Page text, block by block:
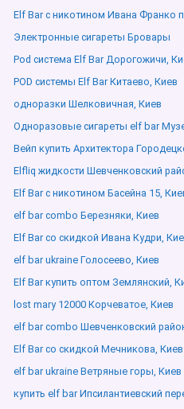
Elf Bar с никотином Ивана Франко
Электронные сигареты Бровары
Pod система Elf Bar Дорогожичи,
POD системы Elf Bar Китаево, Киев
одноразки Шелковичная, Киев
Одноразовые сигареты elf bar
Вейп купить Архитектора
Elfliq жидкости Шевченковский
Elf Bar с никотином Басейна 15,
elf bar combo Березняки, Киев
Elf Bar со скидкой Ивана Кудри,
elf bar ukraine Голосеево, Киев
Elf Bar купить оптом Землянский,
lost mary 12000 Корчеватое, Киев
elf bar combo Шевченковский
Elf Bar со скидкой Мечникова, Киев
elf bar ukraine Ветряные горы, Киев
купить elf bar Ипсилантиевский